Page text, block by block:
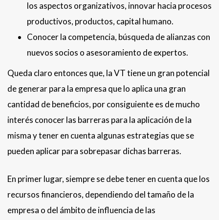
los aspectos organizativos, innovar hacia procesos
productivos, productos, capital humano.
Conocer la competencia, búsqueda de alianzas con
nuevos socios o asesoramiento de expertos.
Queda claro entonces que, la VT tiene un gran potencial
de generar para la empresa que lo aplica una gran
cantidad de beneficios, por consiguiente es de mucho
interés conocer las barreras para la aplicación de la
misma y tener en cuenta algunas estrategias que se
pueden aplicar para sobrepasar dichas barreras.
En primer lugar, siempre se debe tener en cuenta que los
recursos financieros, dependiendo del tamaño de la
empresa o del ámbito de influencia de las